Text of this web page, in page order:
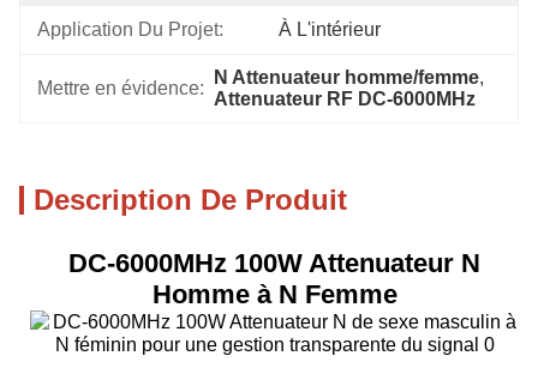
Application Du Projet: À L'intérieur
Mettre en évidence:
N Attenuateur homme/femme,
Attenuateur RF DC-6000MHz
Description De Produit
DC-6000MHz 100W Attenuateur N
Homme à N Femme